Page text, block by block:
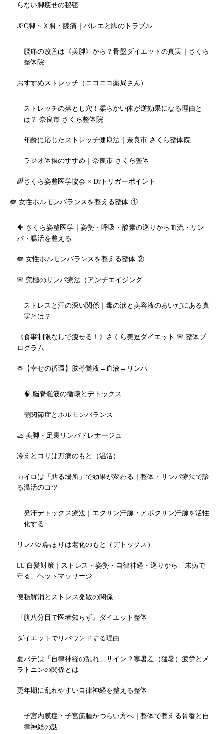
らない脚痩せの秘密─
🦵O脚・Ｘ脚・膝痛｜バレエと脚のトラブル
腰痛の改善は《美脚》から？骨盤ダイエットの真実｜さくら
整体院
おすすめストレッチ（ニコニコ薬局さん）
ストレッチの落とし穴！柔らかい体が逆効果になる理由と
は？ 奈良市 さくら整体院
年齢に応じたストレッチ健康法｜奈良市 さくら整体院
ラジオ体操のすすめ｜奈良市 さくら整体
🌈さくら姿整医学協会 × Drトリガーポイント
🪷 女性ホルモンバランスを整える整体 ①
🐠 さくら姿整医学｜姿勢・呼吸・酸素の巡りから血流・リン
パ・腸活を整える
🪷 女性ホルモンバランスを整える整体 ②
🌸 究極のリンパ療法（アンチエイジング
ストレスと汗の深い関係｜毒の涙と美容液のあいだにある真
実とは？
《食事制限なしで痩せる！》さくら美巡ダイエット 🌸 整体プ
ログラム
🫶【幸せの循環】脳脊髄液→血液→リンパ
🧠 脳脊髄液の循環とデトックス
顎関節症とホルモンバランス
🦶 美脚・足裏リンパドレナージュ
冷えとコリは万病のもと（温活）
カイロは「貼る場所」で効果が変わる｜整体・リンパ療法で診
る温活のコツ
発汗デトックス療法｜エクリン汗腺・アポクリン汗腺を活性
化する
リンパの詰まりは老化のもと（デトックス）
💇‍♀️ 白髪対策｜ストレス・姿勢・自律神経・巡りから「未病で
守る」ヘッドマッサージ
便秘解消とストレス発散の関係
『腹八分目で医者知らず』ダイエット整体
ダイエットでリバウンドする理由
夏バテは「自律神経の乱れ」サイン？寒暑差（猛暑）疲労とメ
ラトニンの関係とは
更年期に乱れやすい自律神経を整える整体
子宮内膜症・子宮筋腫がつらい方へ｜整体で整える骨盤と自
律神経の話